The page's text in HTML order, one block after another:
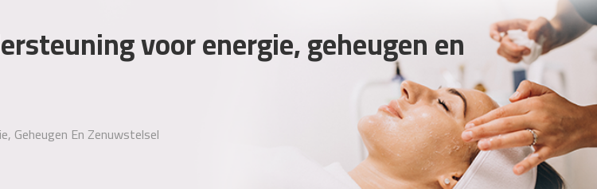
voor energie, geheugen en
Geheugen En Zenuwstelsel